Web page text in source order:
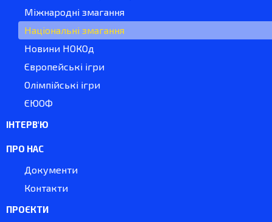
Міжнародні змагання
Національні змагання
Новини НОКОд
Європейські ігри
Олімпійські ігри
ЄЮОФ
ІНТЕРВ'Ю
ПРО НАС
Документи
Контакти
ПРОЄКТИ